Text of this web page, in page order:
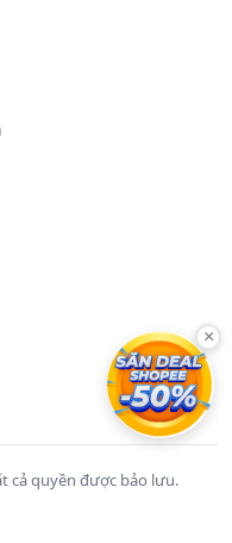
cả quyền được bảo lưu.
×